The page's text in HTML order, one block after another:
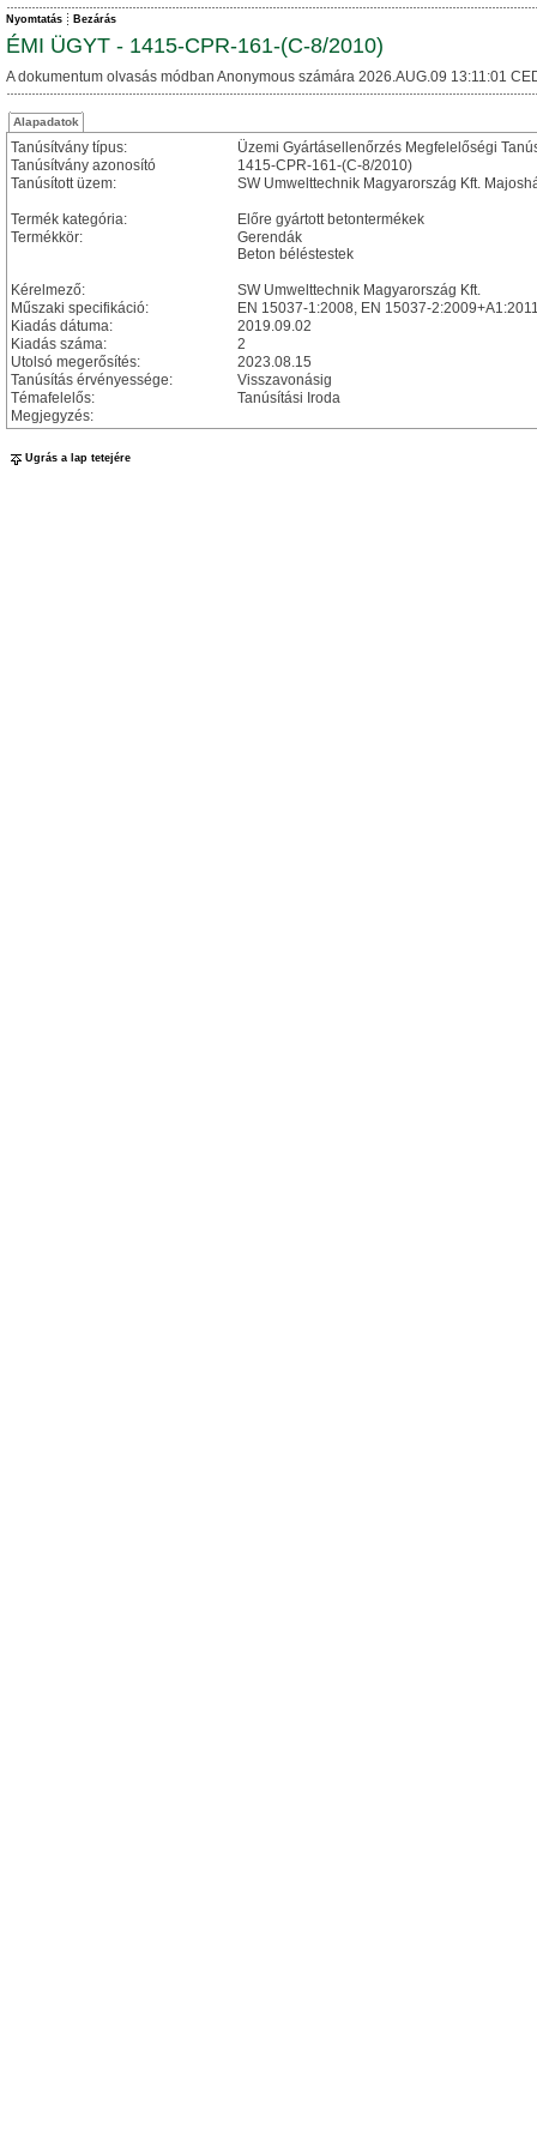
Nyomtatás Bezárás
ÉMI ÜGYT - 1415-CPR-161-(C-8/2010)
A dokumentum olvasás módban Anonymous számára 2026.AUG.09 13:11:01
Alapadatok
Tanúsítvány típus:
Üzemi Gyártásellenőrzés Megfelelőségi
Tanúsítvány azonosító
1415-CPR-161-(C-8/2010)
Tanúsított üzem:
SW Umwelttechnik Magyarország Kft.
Termék kategória:
Előre gyártott betontermékek
Termékkör:
Gerendák
Beton béléstestek
Kérelmező:
SW Umwelttechnik Magyarország Kft.
Műszaki specifikáció:
EN 15037-1:2008, EN 15037-
Kiadás dátuma:
2019.09.02
Kiadás száma:
2
Utolsó megerősítés:
2023.08.15
Tanúsítás érvényessége:
Visszavonásig
Témafelelős:
Tanúsítási Iroda
Megjegyzés:
Ugrás a lap tetejére